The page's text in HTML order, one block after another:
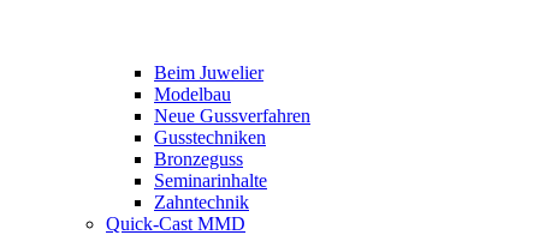
Beim Juwelier
Modelbau
Neue Gussverfahren
Gusstechniken
Bronzeguss
Seminarinhalte
Zahntechnik
Quick-Cast MMD